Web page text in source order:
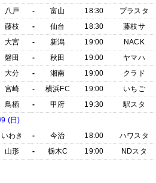
八戸
- 富山 18:30
プラスタ
藤枝
- 仙台 18:30
藤枝サ
大宮
- 新潟 19:00
NACK
磐田
- 秋田 19:00
ヤマハ
大分
- 湘南 19:00
クラド
宮崎
- 横浜FC 19:00
いちご
鳥栖
- 甲府 19:30
駅スタ
9 (日)
いわき
- 今治 18:00
ハワスタ
山形
- 栃木C 19:00 NDスタ